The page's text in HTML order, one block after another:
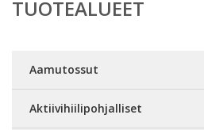
TUOTEALUEET
Aamutossut
Aktiivihiilipohjalliset